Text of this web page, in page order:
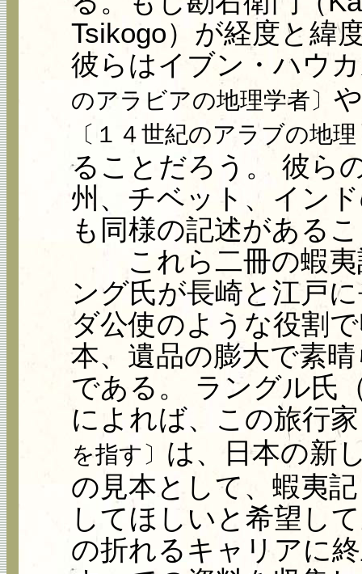
Tsikogo）が経度と緯
彼らはイブン・ハウ
のアラビアの地理学者〕
〔１４世紀のアラブの地
ることだろう。 彼ら
州、チベット、イン
も同様の記述がある
これら二冊の蝦夷
ング氏が長崎と江戸
ダ公使のような役割
本、遺品の膨大で素
である。 ラングル氏
によれば、この旅行
を指す〕 は、日本の新
の見本として、蝦夷
してほしいと希望し
の折れるキャリアに